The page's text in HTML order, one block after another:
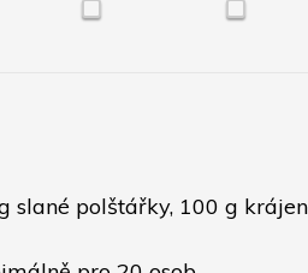
polštářky, 100 g